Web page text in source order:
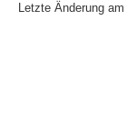
Letzte Änderung am